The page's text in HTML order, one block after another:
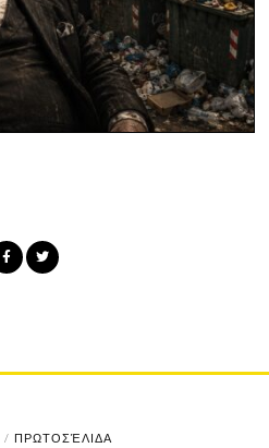
/ ΠΡΩΤΟΣΈΛΙΔΑ